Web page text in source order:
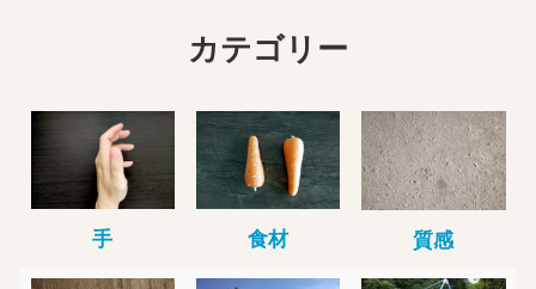
カテゴリー
手 食材 質感